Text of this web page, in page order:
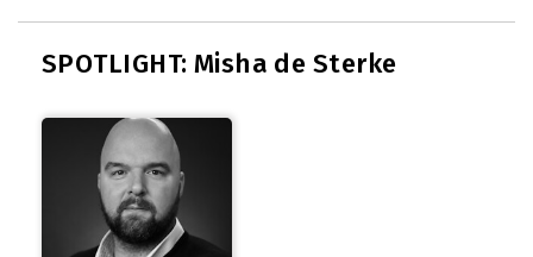
SPOTLIGHT: Misha de Sterke